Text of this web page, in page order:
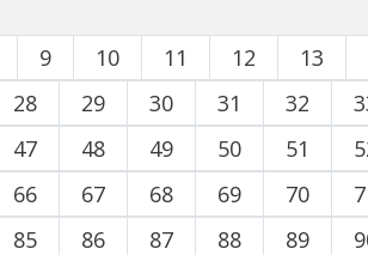
9 10 11 12 13
28 29 30 31 32
47 48 49 50 51
66 67 68 69 70
85 86 87 88 89